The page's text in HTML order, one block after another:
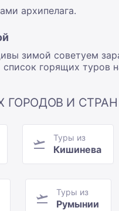
архипелага.
зимой советуем
горящих
ГОРОДОВ И СТРАН
Туры из
Кишинева
Туры из
Румынии